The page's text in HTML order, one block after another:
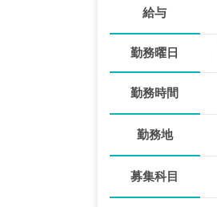
給与
勤務曜日
勤務時間
勤務地
募集科目